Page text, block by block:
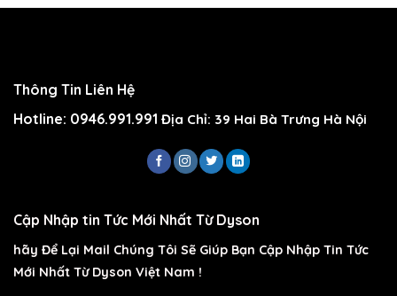
Thông Tin Liên Hệ
Hotline: 0946.991.991 Địa Chỉ: 39 Hai Bà Trưng Hà Nội
Cập Nhập tin Tức Mới Nhất Từ Dyson
hãy Để Lại Mail Chúng Tôi Sẽ Giúp Bạn Cập Nhập Tin Tức
Mới Nhất Từ Dyson Việt Nam !